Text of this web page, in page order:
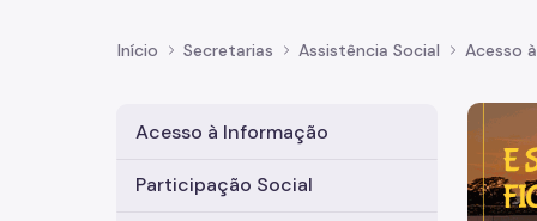
Início Secretarias Assistência Social Acesso
Acesso à Informação
Participação Social